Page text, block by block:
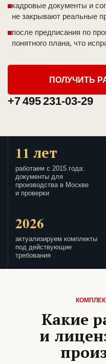
кадровые документы и
не закрывают реальные
после предписания по
понятного плана, что
ПОЛУЧИТЬ
+7 495 231-03-29
11 лет
работаем с 2015 года:
документы для
производства в Москве
и проверки
2026
актуализируем комплекты
под действующие
требования
Какие
и